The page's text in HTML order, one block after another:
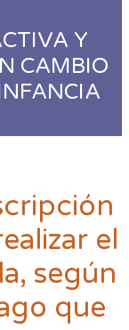
Y
CAMBIO
el
según
que